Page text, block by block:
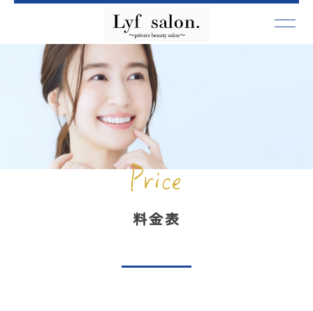
Price
料金表